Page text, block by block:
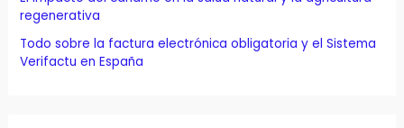
regenerativa
Todo sobre la factura electrónica obligatoria y el Sistema
Verifactu en España